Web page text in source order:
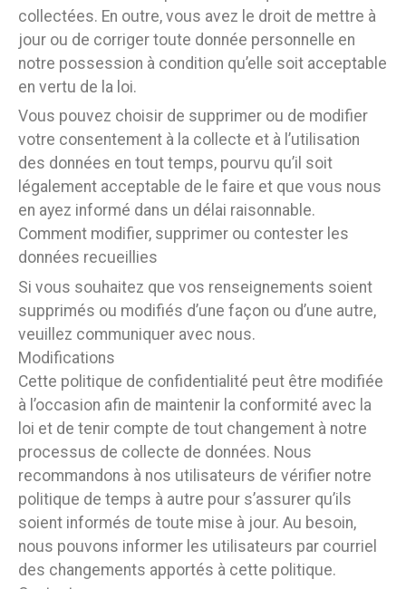
collectées. En outre, vous avez le droit de mettre à
jour ou de corriger toute donnée personnelle en
notre possession à condition qu’elle soit acceptable
en vertu de la loi.
Vous pouvez choisir de supprimer ou de modifier
votre consentement à la collecte et à l’utilisation
des données en tout temps, pourvu qu’il soit
légalement acceptable de le faire et que vous nous
en ayez informé dans un délai raisonnable.
Comment modifier, supprimer ou contester les
données recueillies
Si vous souhaitez que vos renseignements soient
supprimés ou modifiés d’une façon ou d’une autre,
veuillez communiquer avec nous.
Modifications
Cette politique de confidentialité peut être modifiée
à l’occasion afin de maintenir la conformité avec la
loi et de tenir compte de tout changement à notre
processus de collecte de données. Nous
recommandons à nos utilisateurs de vérifier notre
politique de temps à autre pour s’assurer qu’ils
soient informés de toute mise à jour. Au besoin,
nous pouvons informer les utilisateurs par courriel
des changements apportés à cette politique.